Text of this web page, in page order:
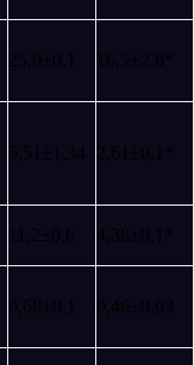
25,0±0,1 16,5±2,8*
5,51±1,34 2,61±0,1*
11,2±0,6 4,38±0,1*
0,68±0,1 0,46±0,03